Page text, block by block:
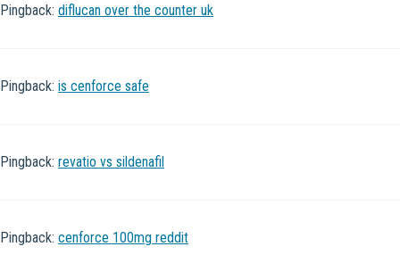
Pingback: diflucan over the counter uk
Pingback: is cenforce safe
Pingback: revatio vs sildenafil
Pingback: cenforce 100mg reddit